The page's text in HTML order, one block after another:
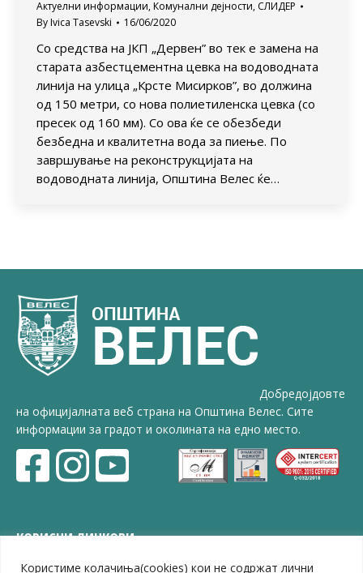
Користиме колачиња(cookies) кои не содржат лични
Актуелни информации, Комунални дејности, СЛИДЕР
By Ivica Tasevski 16/06/2020
Со средства на ЈКП „Дервен” во тек е замена на
старата азбестцементна цевка на водоводната
линија на улица „Крсте Мисирков”, во должина
од 150 метри, со нова полиетиленска цевка (со
пресек од 160 мм). Со ова ќе се обезбеди
безбедна и квалитетна вода за пиење. По
завршување на реконструкцијата на
водоводната линија, Општина Велес ќе…
Добредојдовте
на официјалната веб страна на Општина Велес. Сите
информации за градот и околината на едно место.
КОРИСНИ ЛИНКОВИ
ЗЕЛС – Заедница на единиците на локална самоуправа